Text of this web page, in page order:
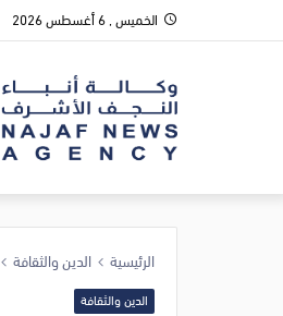
الخميس , 6 أغسطس 2026
الرئيسية الدين والثقافة
الدين والثقافة